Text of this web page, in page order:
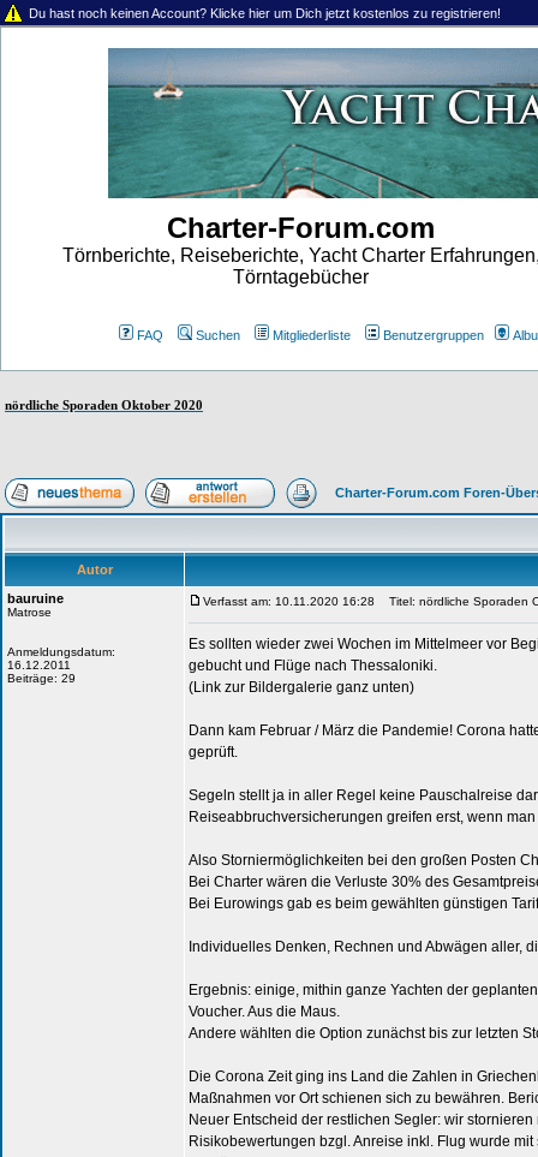
Du hast noch keinen Account? Klicke hier um Dich jetzt kostenlos zu registrieren!
Charter-Forum.com
Törnberichte, Reiseberichte, Yacht Charter
Törntagebücher
FAQ Suchen Mitgliederliste Benutzergruppen
nördliche Sporaden Oktober 2020
Charter-Forum.com Foren-
Autor
bauruine
Matrose
Anmeldungsdatum:
16.12.2011
Beiträge: 29
Verfasst am: 10.11.2020 16:28 Titel: nördliche Sporaden
Es sollten wieder zwei Wochen im Mittelmeer vor
gebucht und Flüge nach Thessaloniki.
(Link zur Bildergalerie ganz unten)
Dann kam Februar / März die Pandemie! Corona
geprüft.
Segeln stellt ja in aller Regel keine Pauschalreise
Reiseabbruchversicherungen greifen erst, wenn
Also Storniermöglichkeiten bei den großen Posten
Bei Charter wären die Verluste 30% des
Bei Eurowings gab es beim gewählten günstigen
Individuelles Denken, Rechnen und Abwägen aller,
Ergebnis: einige, mithin ganze Yachten der
Voucher. Aus die Maus.
Andere wählten die Option zunächst bis zur letzten
Die Corona Zeit ging ins Land die Zahlen in
Maßnahmen vor Ort schienen sich zu bewähren.
Neuer Entscheid der restlichen Segler: wir
Risikobewertungen bzgl. Anreise inkl. Flug wurde